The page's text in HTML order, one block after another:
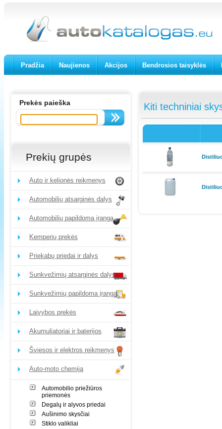
Pradžia Naujienos Akcijos Bendrosios taisyklės
Prekės paieška
Prekių grupės
Auto ir kelionės reikmenys
Automobilių atsarginės dalys
Automobilių papildoma įranga
Kemperių prekės
Priekabų priedai ir dalys
Sunkvežimių atsarginės dalys
Sunkvežimių papildoma įranga
Laivybos prekės
Akumuliatoriai ir baterijos
Šviesos ir elektros reikmenys
Auto-moto chemija
Automobilio priežiūros
priemonės
Degalų ir alyvos priedai
Aušinimo skysčiai
Stiklo valikliai
Kiti techniniai